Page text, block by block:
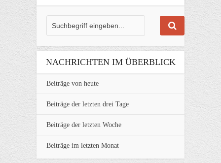
NACHRICHTEN IM ÜBERBLICK
Beiträge von heute
Beiträge der letzten drei Tage
Beiträge der letzten Woche
Beiträge im letzten Monat